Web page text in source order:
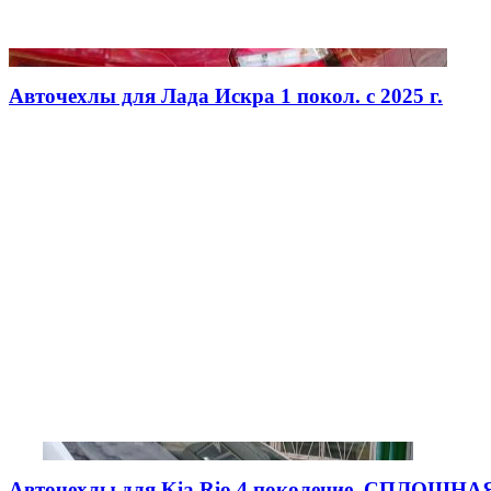
Авточехлы для Лада Искра 1 покол. с 2025 г.